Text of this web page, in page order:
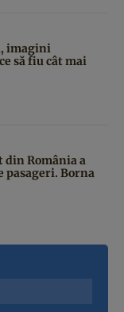
imagini
să fiu cât mai
din România a
pasageri. Borna